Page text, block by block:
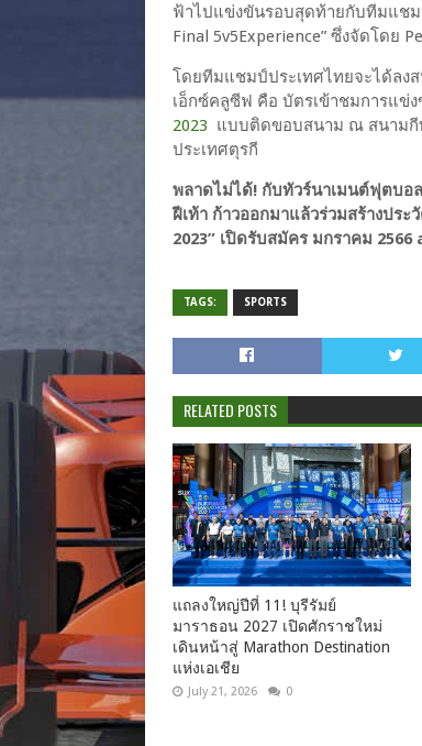
ฟ้าไปแข่งขันรอบสุดท้ายกับทีมแชม
Final 5v5Experience” ซึ่งจัดโดย
โดยทีมแชมป์ประเทศไทยจะได้ลง
เอ็กซ์คลูซีฟ คือ บัตรเข้าชมการแข่
2023 แบบติดขอบสนาม ณ สนามกี
ประเทศตุรกี
พลาดไม่ได้! กับทัวร์นาเมนต์ฟุตบ
ฝีเท้า ก้าวออกมาแล้วร่วมสร้างปร
2023” เปิดรับสมัคร มกราคม
TAGS: SPORTS
RELATED POSTS
แถลงใหญ่ปีที่ 11! บุรีรัมย์
มาราธอน 2027 เปิดศักราชใหม่
เดินหน้าสู่ Marathon Destination
แห่งเอเชีย
July 21, 2026 0